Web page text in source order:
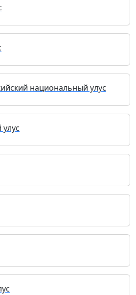
национальный улус